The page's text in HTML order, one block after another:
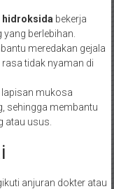
hidroksida bekerja
berlebihan.
meredakan gejala
rasa tidak nyaman di
lapisan mukosa
sehingga membantu
atau usus.
anjuran dokter atau